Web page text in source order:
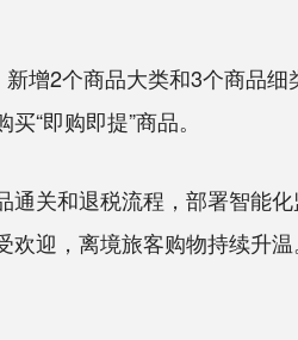
2个商品大类和3个商品细
“即购即提”商品。
关和退税流程，部署智能
迎，离境旅客购物持续升